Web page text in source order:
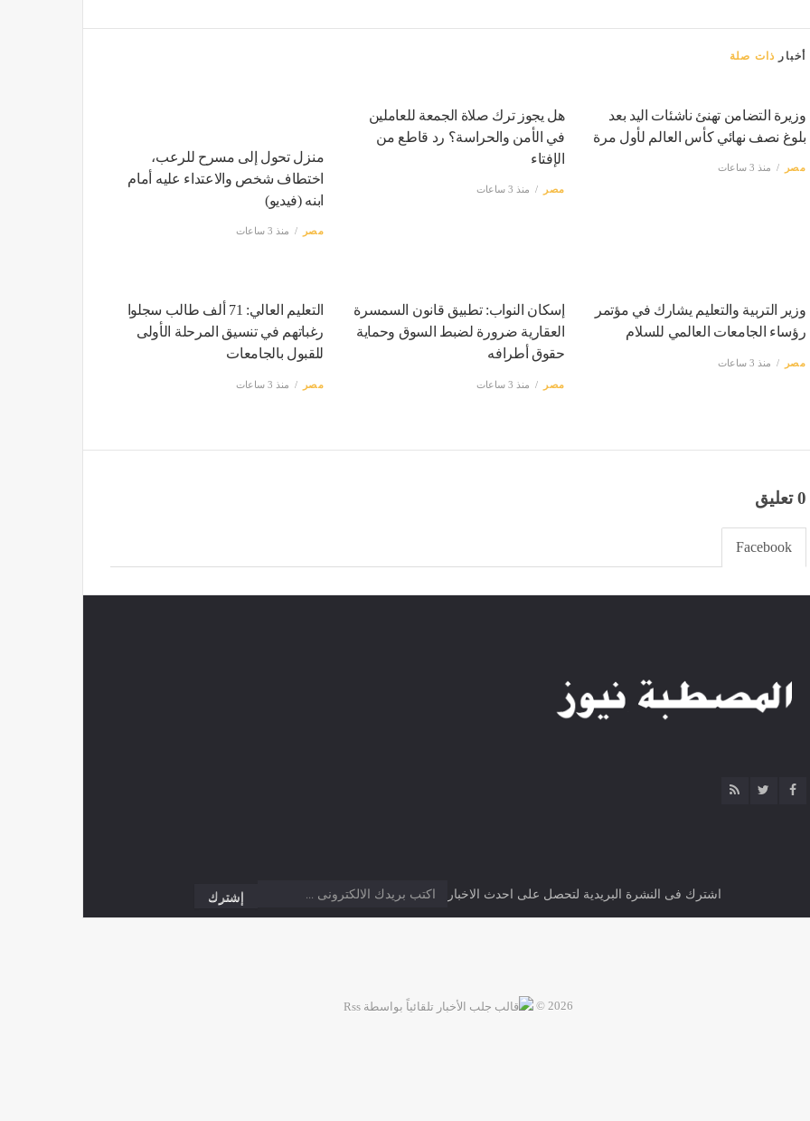
أخبار ذات صلة
وزيرة التضامن تهنئ ناشئات اليد بعد
بلوغ نصف نهائي كأس العالم لأول مرة
مصر منذ 3 ساعات
هل يجوز ترك صلاة الجمعة للعاملين
في الأمن والحراسة؟ رد قاطع من
الإفتاء
مصر منذ 3 ساعات
منزل تحول إلى مسرح للرعب،
اختطاف شخص والاعتداء عليه أمام
ابنه (فيديو)
مصر منذ 3 ساعات
وزير التربية والتعليم يشارك في مؤتمر
رؤساء الجامعات العالمي للسلام
مصر منذ 3 ساعات
إسكان النواب: تطبيق قانون السمسرة
العقارية ضرورة لضبط السوق وحماية
حقوق أطرافه
مصر منذ 3 ساعات
التعليم العالي: 71 ألف طالب سجلوا
رغباتهم في تنسيق المرحلة الأولى
للقبول بالجامعات
مصر منذ 3 ساعات
0 تعليق
Facebook
اشترك فى النشرة البريدية لتحصل على احدث الاخبار
2026 ©